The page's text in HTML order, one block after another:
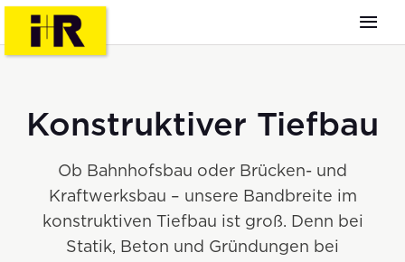
Konstruktiver Tiefbau
Ob Bahnhofsbau oder Brücken- und
Kraftwerksbau – unsere Bandbreite im
konstruktiven Tiefbau ist groß. Denn bei
Statik, Beton und Gründungen bei